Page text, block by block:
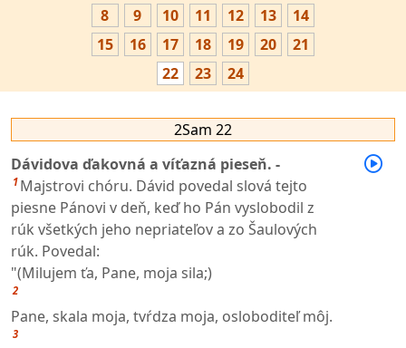
8
9 10 11 12 13
14
15
16 17 18 19 20
21
22
23 24
2Sam 22
Dávidova ďakovná a víťazná pieseň. -
1 Majstrovi chóru. Dávid povedal slová tejto
piesne Pánovi v deň, keď ho Pán vyslobodil z
rúk všetkých jeho nepriateľov a zo Šaulových
rúk. Povedal:
"(Milujem ťa, Pane, moja sila;)
2
Pane, skala moja, tvŕdza moja, osloboditeľ môj.
3